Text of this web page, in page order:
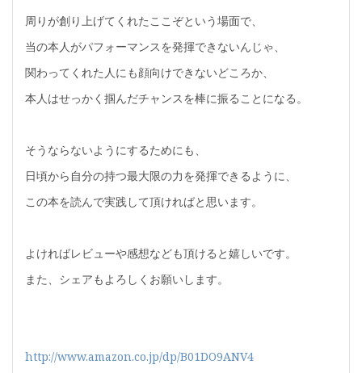
周りが創り上げてくれたここぞという場面で、
当の本人がパフォーマンスを発揮できないんじゃ、
関わってくれた人にも顔向けできないどころか、
本人はせっかく掴んだチャンスを棒に振ることになる。
そうならないようにするためにも、
日頃から自分の持つ最大限の力を発揮できるように、
この本を読んで実践して頂ければと思います。
よければレビューや感想なども頂けると嬉しいです。
また、シェアもよろしくお願いします。
http://www.amazon.co.jp/dp/B01DO9ANV4